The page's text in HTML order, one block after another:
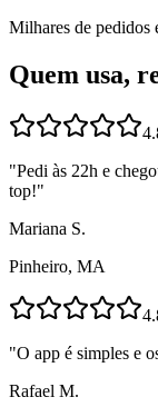
Milhares de pedidos
Quem usa,
"Pedi às 22h e
top!"
Mariana S.
Pinheiro, MA
"O app é simples e
Rafael M.